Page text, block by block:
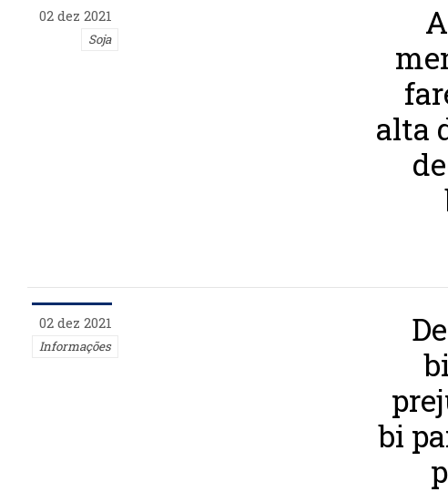
02 dez 2021
Soja
alta
02 dez 2021
Informações
bi